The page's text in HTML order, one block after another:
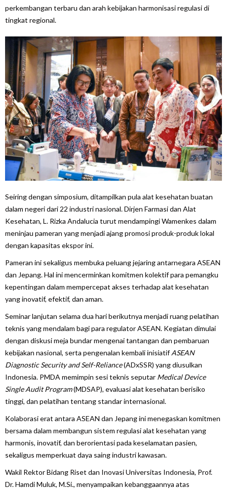
perkembangan terbaru dan arah kebijakan harmonisasi regulasi di
tingkat regional.
Seiring dengan simposium, ditampilkan pula alat kesehatan buatan
dalam negeri dari 22 industri nasional. Dirjen Farmasi dan Alat
Kesehatan, L. Rizka Andalucia turut mendampingi Wamenkes dalam
meninjau pameran yang menjadi ajang promosi produk-produk lokal
dengan kapasitas ekspor ini.
Pameran ini sekaligus membuka peluang jejaring antarnegara ASEAN
dan Jepang. Hal ini mencerminkan komitmen kolektif para pemangku
kepentingan dalam mempercepat akses terhadap alat kesehatan
yang inovatif, efektif, dan aman.
Seminar lanjutan selama dua hari berikutnya menjadi ruang pelatihan
teknis yang mendalam bagi para regulator ASEAN. Kegiatan dimulai
dengan diskusi meja bundar mengenai tantangan dan pembaruan
kebijakan nasional, serta pengenalan kembali inisiatifASEAN
Diagnostic Security and Self-Reliance(ADxSSR) yang diusulkan
Indonesia. PMDA memimpin sesi teknis seputar Medical Device
Single Audit Program(MDSAP), evaluasi alat kesehatan berisiko
tinggi, dan pelatihan tentang standar internasional.
Kolaborasi erat antara ASEAN dan Jepang ini menegaskan komitmen
bersama dalam membangun sistem regulasi alat kesehatan yang
harmonis, inovatif, dan berorientasi pada keselamatan pasien,
sekaligus memperkuat daya saing industri kawasan.
Wakil Rektor Bidang Riset dan Inovasi Universitas Indonesia, Prof.
Dr. Hamdi Muluk, M.Si., menyampaikan kebanggaannya atas